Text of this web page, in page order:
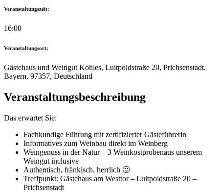
Veranstaltungszeit:
16:00
Veranstaltungsort:
Gästehaus und Weingut Kohles, Luitpoldstraße 20, Prichsenstadt,
Bayern, 97357, Deutschland
Veranstaltungsbeschreibung
Das erwartet Sie:
Fachkundige Führung mit zertifizierter Gästeführerin
Informatives zum Weinbau direkt im Weinberg
Weingenuss in der Natur – 3 Weinkostprobenaus unserem
Weingut inclusive
Authentisch, fränkisch, herrlich 🙂
Treffpunkt: Gästehaus am Westtor – Luitpoldstraße 20 –
Prichsenstadt